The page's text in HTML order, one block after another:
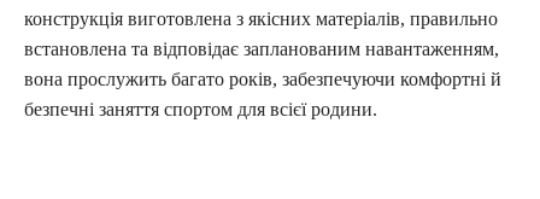
конструкція виготовлена з якісних матеріалів, правильно
встановлена та відповідає запланованим навантаженням,
вона прослужить багато років, забезпечуючи комфортні й
безпечні заняття спортом для всієї родини.